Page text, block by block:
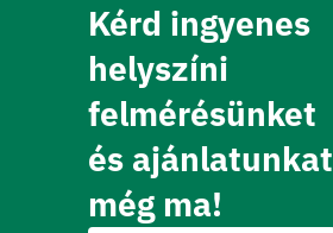
Kérd ingyenes
helyszíni
felmérésünket
és ajánlatunkat
még ma!